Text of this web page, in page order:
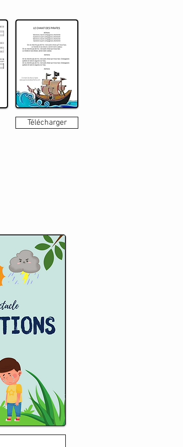
Télécharger